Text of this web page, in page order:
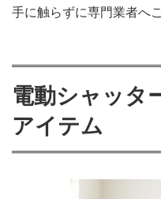
手に触らずに専門業者へ
電動シャッタ
アイテム